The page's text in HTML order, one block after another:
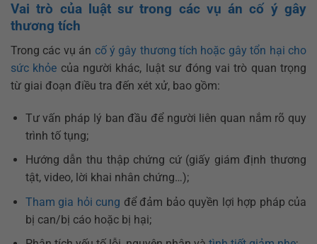
Vai trò của luật sư trong các vụ án cố ý gây
thương tích
Trong các vụ án cố ý gây thương tích hoặc gây tổn hại cho
sức khỏe của người khác, luật sư đóng vai trò quan trọng
từ giai đoạn điều tra đến xét xử, bao gồm:
Tư vấn pháp lý ban đầu để người liên quan nắm rõ quy
trình tố tụng;
Hướng dẫn thu thập chứng cứ (giấy giám định thương
tật, video, lời khai nhân chứng…);
Tham gia hỏi cung để đảm bảo quyền lợi hợp pháp của
bị can/bị cáo hoặc bị hại;